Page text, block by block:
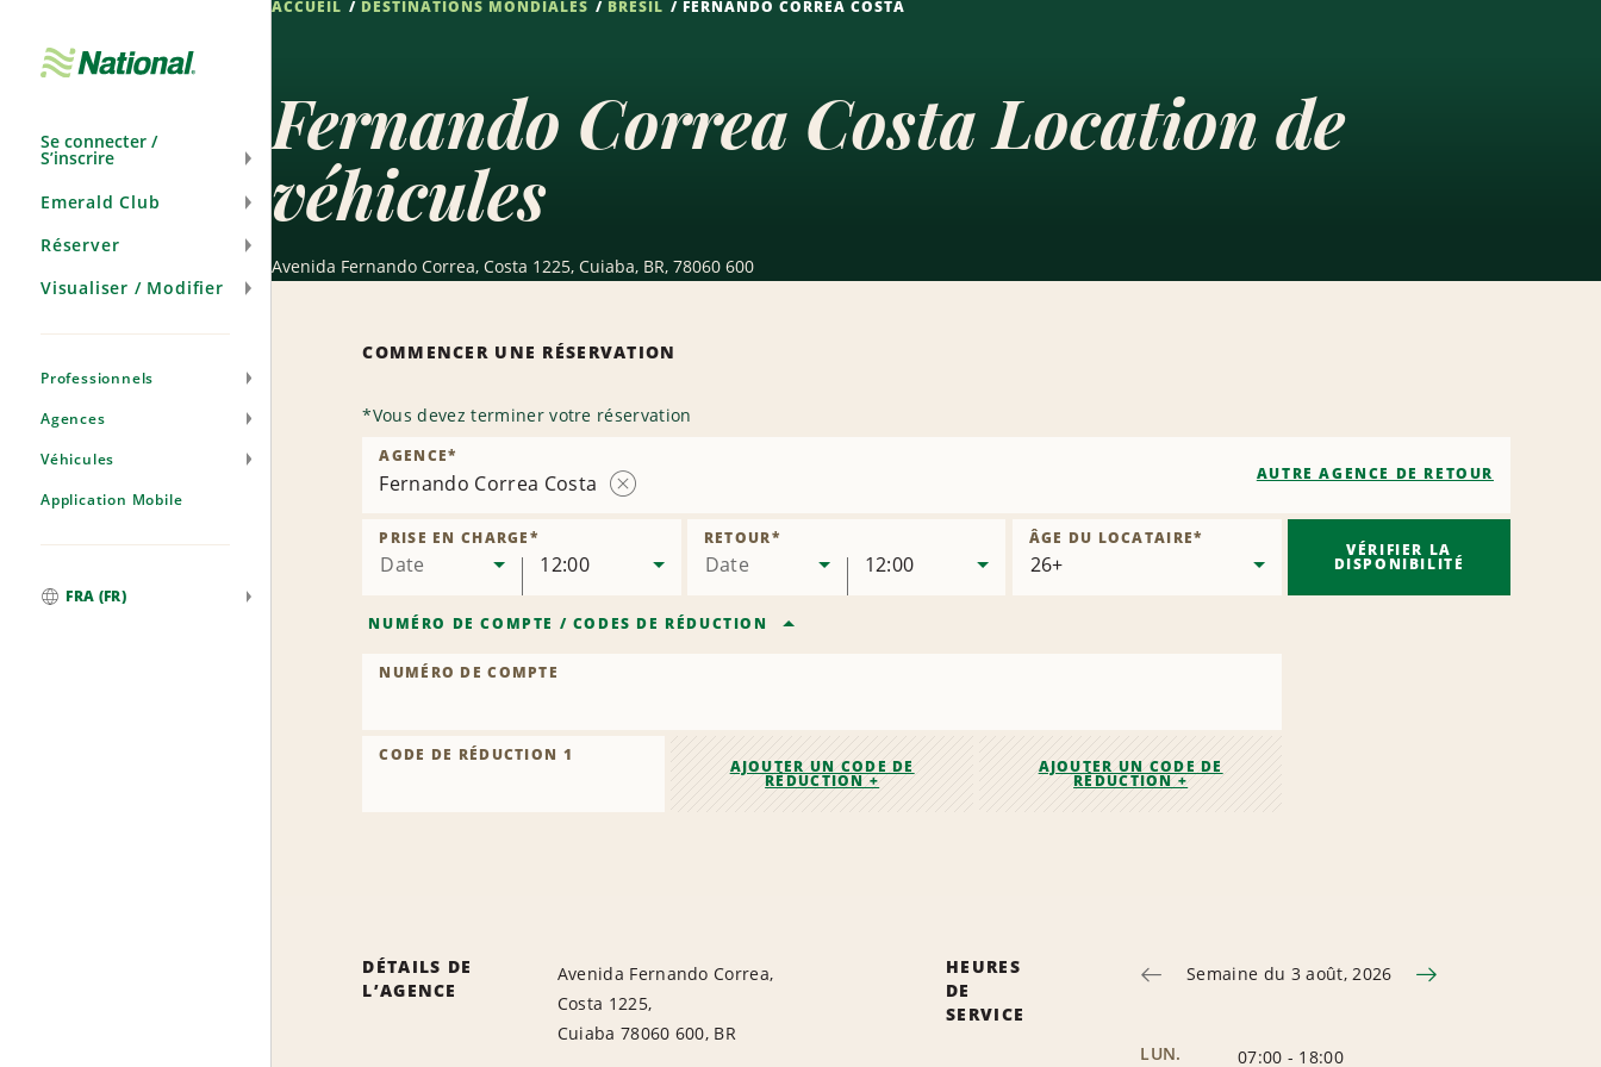
navigation
Se connecter /
S’inscrire
Emerald Club
Réserver
Visualiser / Modifier
Professionnels
Agences
Véhicules
Application Mobile
FRA (FR)
ACCUEIL DESTINATIONS MONDIALES BRÉSIL FERNANDO CORREA COSTA
Fernando Correa Costa Location de
véhicules
Avenida Fernando Correa, Costa 1225, Cuiaba, BR, 78060 600
COMMENCER UNE RÉSERVATION
*Vous devez terminer votre réservation
Fernando Correa Costa
AGENCE*
AUTRE AGENCE DE RETOUR
Date
PRISE EN CHARGE*
12:00 Date
RETOUR*
12:00
ÂGE DU LOCATAIRE*
NUMÉRO DE COMPTE / CODES DE RÉDUCTION
NUMÉRO DE COMPTE
CODE DE RÉDUCTION 1
AJOUTER UN CODE DE
RÉDUCTION +
AJOUTER UN CODE DE
RÉDUCTION +
VÉRIFIER LA
DISPONIBILITÉ
DÉTAILS DE
L’AGENCE
Avenida Fernando Correa,
Costa 1225,
Cuiaba 78060 600, BR
HEURES
DE
SERVICE
Semaine du 3 août, 2026
LUN. 07:00 - 18:00